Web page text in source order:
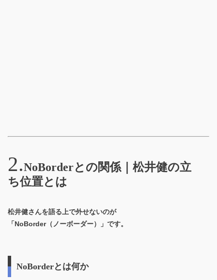
NoBorderとの関係｜松井健の立
ち位置とは
松井健さんを語る上で外せないのが
「NoBorder（ノーボーダー）」です。
NoBorderとは何か